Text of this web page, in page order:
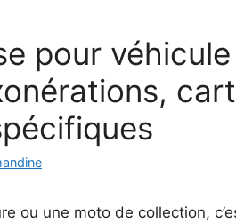
pour
ou une moto de collection,